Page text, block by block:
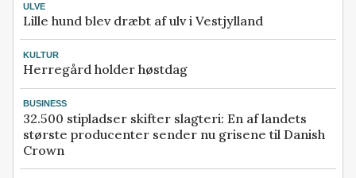
ULVE
Lille hund blev dræbt af ulv i Vestjylland
KULTUR
Herregård holder høstdag
BUSINESS
32.500 stipladser skifter slagteri: En af landets
største producenter sender nu grisene til Danish
Crown